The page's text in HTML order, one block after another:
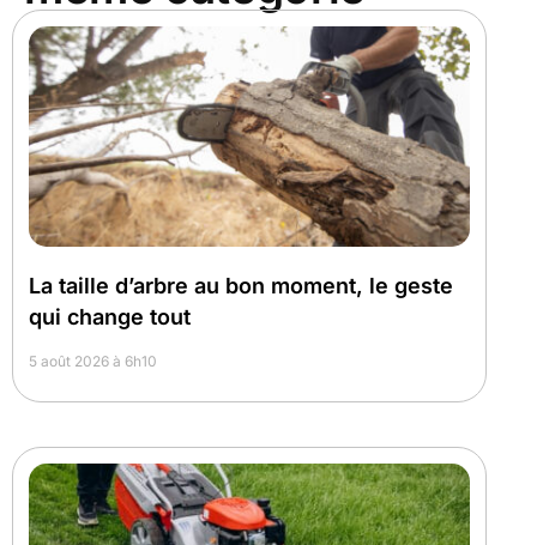
La taille d’arbre au bon moment, le geste
qui change tout
5 août 2026 à 6h10